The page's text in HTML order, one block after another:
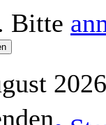
Bitte